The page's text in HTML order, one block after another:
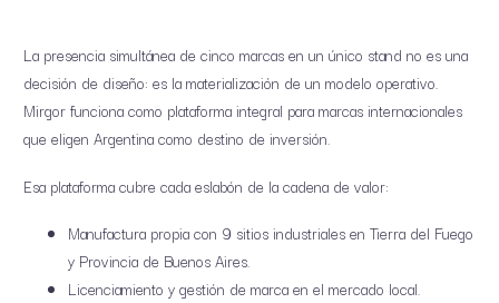
La presencia simultánea de cinco marcas en un único stand no es una
decisión de diseño: es la materialización de un modelo operativo.
Mirgor funciona como plataforma integral para marcas internacionales
que eligen Argentina como destino de inversión.
Esa plataforma cubre cada eslabón de la cadena de valor:
Manufactura propia con 9 sitios industriales en Tierra del Fuego
y Provincia de Buenos Aires.
Licenciamiento y gestión de marca en el mercado local.